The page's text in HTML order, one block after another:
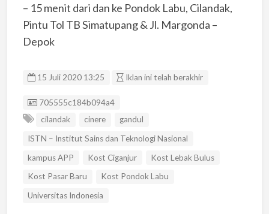
– 15 menit dari dan ke Pondok Labu, Cilandak,
Pintu Tol TB Simatupang & Jl. Margonda –
Depok
15 Juli 2020 13:25 Iklan ini telah berakhir
Listing ID
705555c184b094a4
cilandak
cinere
gandul
ISTN – Institut Sains dan Teknologi Nasional
kampus APP
Kost Ciganjur
Kost Lebak Bulus
Kost Pasar Baru
Kost Pondok Labu
Universitas Indonesia